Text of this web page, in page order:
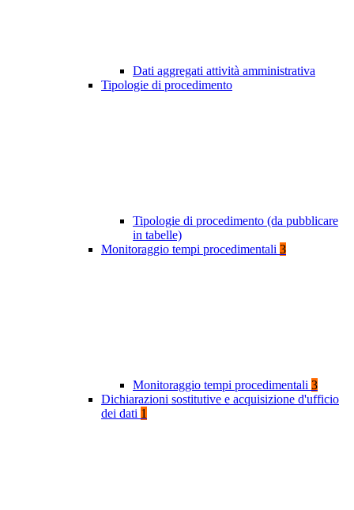
Dati aggregati attività amministrativa
Tipologie di procedimento
Tipologie di procedimento (da pubblicare
in tabelle)
Monitoraggio tempi procedimentali 3
Monitoraggio tempi procedimentali 3
Dichiarazioni sostitutive e acquisizione d'ufficio
dei dati 1